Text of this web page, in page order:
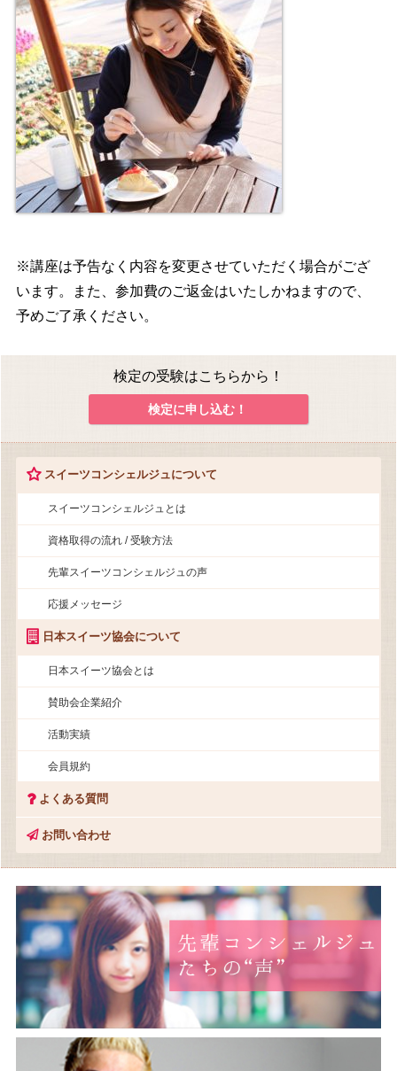
※講座は予告なく内容を変更させていただく場合がござ
います。また、参加費のご返金はいたしかねますので、
予めご了承ください。
検定の受験はこちらから！
検定に申し込む！
スイーツコンシェルジュについて
スイーツコンシェルジュとは
資格取得の流れ / 受験方法
先輩スイーツコンシェルジュの声
応援メッセージ
日本スイーツ協会について
日本スイーツ協会とは
賛助会企業紹介
活動実績
会員規約
よくある質問
お問い合わせ